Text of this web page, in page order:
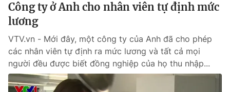
VTV9
Liên hệ tòa soạn English
Công ty ở Anh cho nhân viên tự định mức
lương
VTV.vn - Mới đây, một công ty của Anh đã cho phép
các nhân viên tự định ra mức lương và tất cả mọi
người đều được biết đồng nghiệp của họ thu nhập...